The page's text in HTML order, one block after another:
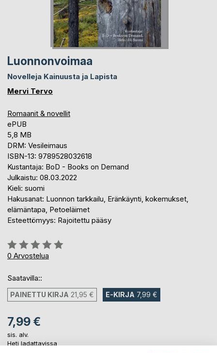
Luonnonvoimaa
Novelleja Kainuusta ja Lapista
Mervi Tervo
Romaanit & novellit
ePUB
5,8 MB
DRM: Vesileimaus
ISBN-13: 9789528032618
Kustantaja: BoD - Books on Demand
Julkaistu: 08.03.2022
Kieli: suomi
Hakusanat: Luonnon tarkkailu, Eränkäynti, kokemukset,
elämäntapa, Petoeläimet
Esteettömyys: Rajoitettu pääsy
Arvostelu::
0%
0 Arvostelua
Saatavilla::
PAINETTU KIRJA 21,95 € E-KIRJA 7,99 €
7,99 €
sis. alv.
Heti ladattavissa